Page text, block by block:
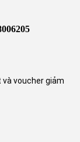
voucher giảm